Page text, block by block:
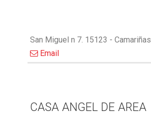
San Miguel n 7. 15123 - Camariñas
Email
CASA ANGEL DE AREA